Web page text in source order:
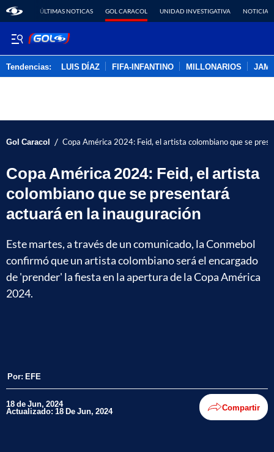
ÚLTIMAS NOTICAS GOL CARACOL UNIDAD INVESTIGATIVA NOTICIAS
Tendencias: LUIS DÍAZ FIFA-INFANTINO MILLONARIOS
Gol Caracol / Copa América 2024: Feid, el artista colombiano que se
Copa América 2024: Feid, el artista
colombiano que se presentará
actuará en la inauguración
Este martes, a través de un comunicado, la Conmebol
confirmó que un artista colombiano será el encargado
de 'prender' la fiesta en la apertura de la Copa América
2024.
Por: EFE
18 de Jun, 2024
Actualizado: 18 De Jun, 2024 Compartir